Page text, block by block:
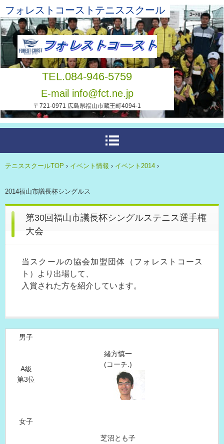
フォレストコーストテニススクール
TEL.084-946-5759
E-mail info@fct.ne.jp
〒721-0971 広島県福山市蔵王町4094-1
テニススクールTOP › イベント情報 › イベント2014 ›
2014福山市議長杯シングルス
第30回福山市議長杯シングルステニス選手権
大会
当スクールの協会加盟団体（フォレストコース
ト）より出場して、
入賞された方を紹介しています。
男子
A級
第3位
緒方慎一
(コーチ.)
女子
芝沼とも子